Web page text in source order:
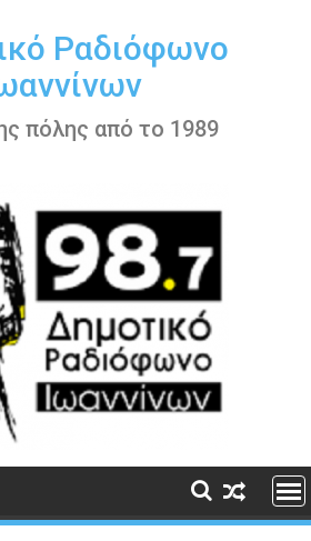
Ραδιόφωνο
πόλης από το 1989